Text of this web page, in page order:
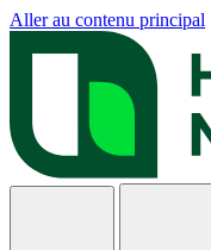
Aller au contenu principal